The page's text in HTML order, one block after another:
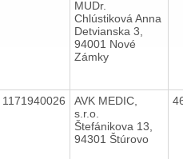
MUDr.
Chlústiková Anna
Detvianska 3,
94001 Nové
Zámky
1171940026
AVK MEDIC,
s.r.o.
Štefánikova 13,
94301 Štúrovo